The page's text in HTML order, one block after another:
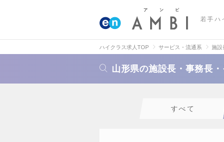
若手ハ
ハイクラス求人TOP サービス・流通系 施設
山形県の施設長・事務長
すべて